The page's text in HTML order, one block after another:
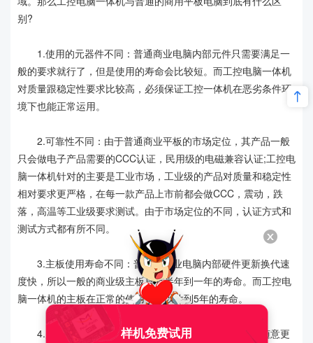
别?
1.使用的元器件不同：普通商业电脑内部元件只需要满足一
般的要求就行了，但是使用的寿命会比较短。而工控电脑一体机
对质量跟稳定性要求比较高，必须保证工控一体机在恶劣条件环
境下也能正常运用。
2.可靠性不同：由于普通商业平板的市场定位，其产品一般
只会做电子产品需要的CCC认证，民用级的电磁兼容认证;工控电
脑一体机针对的主要是工业市场，工业级的产品对质量和稳定性
相对要求更严格，在每一款产品上市前都会做CCC，震动，跌
落，高温等工业级要求测试。由于市场定位的不同，认证方式和
测试方式都有所不同。
3.主板使用寿命不同：普通的商业电脑内部硬件更新换代速
度快，所以一般的商业级主板只有半年到一年的寿命。而工控电
脑一体机的主板在正常的使用下可以达到5年的寿命。
4.用户化程度不同：普通商用平板一旦生产出就无法随意更
样机免费试用